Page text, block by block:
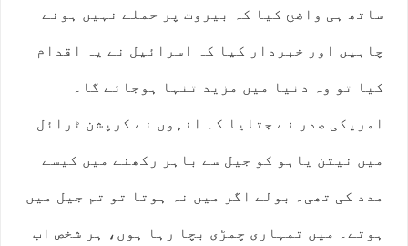
ساتھ ہی واضح کیا کہ بیروت پر حملے نہیں ہونے
چاہیں اور خبردار کیا کہ اسرائیل نے یہ اقدام
کیا تو وہ دنیا میں مزید تنہا ہوجائے گا۔
امریکی صدر نے جتایا کہ انہوں نے کرپشن ٹرائل
میں نیتن یاہو کو جیل سے باہر رکھنے میں کیسے
مدد کی تھی۔ بولے اگر میں نہ ہوتا تو تم جیل میں
ہوتے۔ میں تمہاری چمڑی بچا رہا ہوں، ہر شخص اب